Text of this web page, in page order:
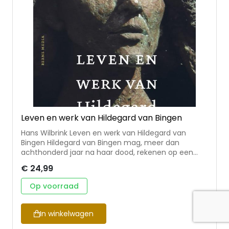
Leven en werk van Hildegard van Bingen
Hans Wilbrink Leven en werk van Hildegard van
Bingen Hildegard van Bingen mag, meer dan
achthonderd jaar na haar dood, rekenen op een
werk. Omdat zij zo veelzijdig was, komt die
aandacht van verschillende kanten: van de paus in
Rome, kerkhistorici, mediëvisten, herbaristen en,
zeker ook, van hen die belangstelling hebben voor
zingeving en spiritualiteit. In tal van teksten legt
Hildegard getuigenis af van haar relatie met God,
€ 24,99
Op voorraad
In winkelwagen